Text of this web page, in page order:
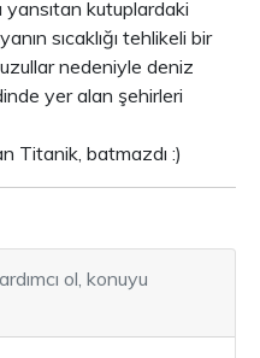
yansıtan kutuplardaki
sıcaklığı tehlikeli bir
nedeniyle deniz
yer alan şehirleri
Titanik, batmazdı :)
ol, konuyu